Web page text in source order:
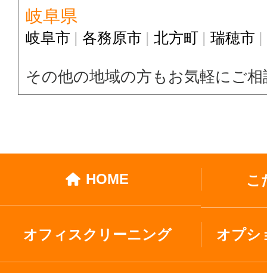
岐阜県
岐阜市 各務原市 北方町 瑞穂市
その他の地域の方もお気軽にご
HOME こ
オフィスクリーニング オプシ